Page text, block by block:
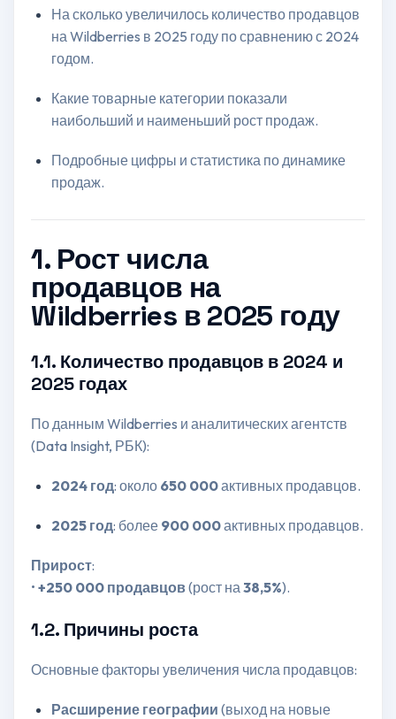
На сколько увеличилось количество продавцов
на Wildberries в 2025 году по сравнению с 2024
годом.
Какие товарные категории показали
наибольший и наименьший рост продаж.
Подробные цифры и статистика по динамике
продаж.
1. Рост числа
продавцов на
Wildberries в 2025 году
1.1. Количество продавцов в 2024 и
2025 годах
По данным Wildberries и аналитических агентств
(Data Insight, РБК):
2024 год: около 650 000активных продавцов.
2025 год: более 900 000активных продавцов.
Прирост:
•+250 000 продавцов(рост на38,5%).
1.2. Причины роста
Основные факторы увеличения числа продавцов:
Расширение географии (выход на новые